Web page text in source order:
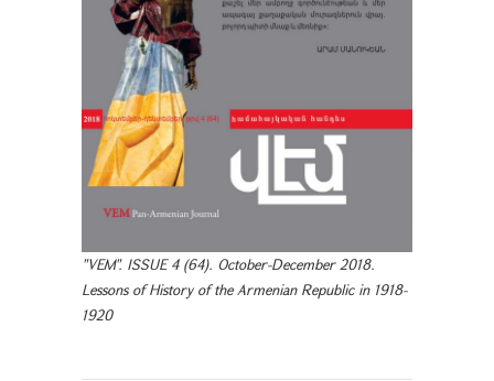
"VEM". ISSUE 4 (64). October-December 2018.
Lessons of History of the Armenian Republic in 1918-
1920